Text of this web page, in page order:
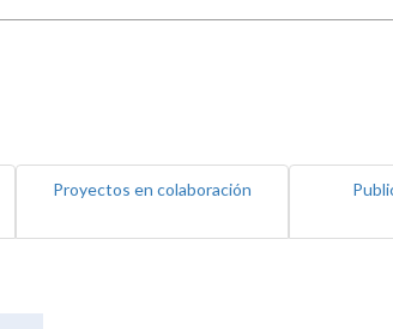
Proyectos en colaboración